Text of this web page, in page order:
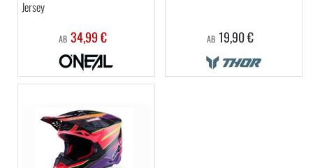
Jersey
AB 34,99 € AB 19,90 €